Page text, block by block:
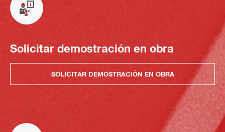
Solicitar demostración en obra
SOLICITAR DEMOSTRACIÓN EN OBRA